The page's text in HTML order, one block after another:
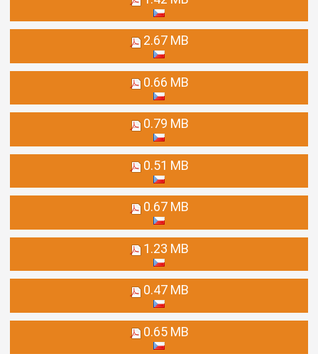
2.67 MB
0.66 MB
0.79 MB
0.51 MB
0.67 MB
1.23 MB
0.47 MB
0.65 MB